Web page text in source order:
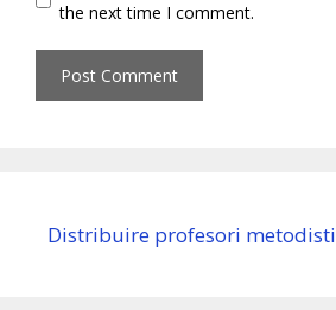
the next time I comment.
Distribuire profesori metodisti